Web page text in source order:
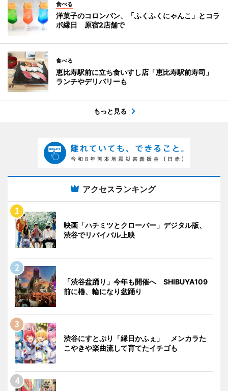
食べる
洋菓子のコロンバン、「ふくふくにゃんこ」とコラ
ボ縁日 原宿2店舗で
食べる
恵比寿駅前に立ち食いすし店「恵比寿駅前寿司」
ランチやデリバリーも
もっと見る
アクセスランキング
映画「ハチミツとクローバー」デジタル版、
渋谷でリバイバル上映
「渋谷盆踊り」今年も開催へ SHIBUYA109
前に櫓、輪になり盆踊り
渋谷にすとぷり「縁日かふぇ」 メンカラた
こやきや楽曲流して育てたイチゴも